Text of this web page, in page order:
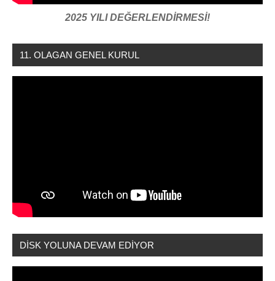
2025 YILI DEĞERLENDİRMESİ!
11. OLAGAN GENEL KURUL
DİSK YOLUNA DEVAM EDİYOR